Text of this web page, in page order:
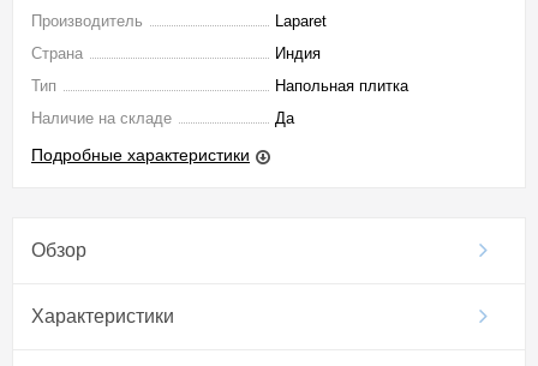
Производитель
Laparet
Страна
Индия
Тип
Напольная плитка
Наличие на складе
Да
Подробные характеристики
Обзор
Характеристики